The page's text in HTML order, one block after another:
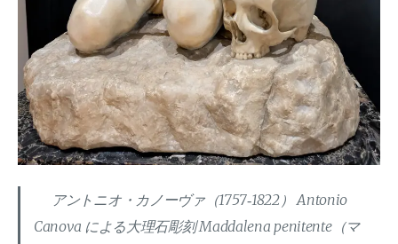
アントニオ・カノーヴァ（1757‐1822） Antonio
Canova による大理石彫刻 Maddalena penitente（マ